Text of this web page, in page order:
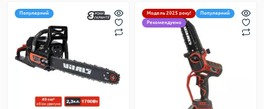
Популярний Модель 2025 року!
Популярний
Рекомендуємо